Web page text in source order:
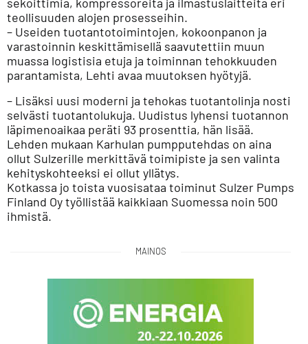
teollisuuden alojen prosesseihin.
– Useiden tuotantotoimintojen, kokoonpanon ja
varastoinnin keskittämisellä saavutettiin muun
muassa logistisia etuja ja toiminnan tehokkuuden
parantamista, Lehti avaa muutoksen hyötyjä.
– Lisäksi uusi moderni ja tehokas tuotantolinja nosti
selvästi tuotantolukuja. Uudistus lyhensi tuotannon
läpimenoaikaa peräti 93 prosenttia, hän lisää.
Lehden mukaan Karhulan pumpputehdas on aina
ollut Sulzerille merkittävä toimipiste ja sen valinta
kehityskohteeksi ei ollut yllätys.
Kotkassa jo toista vuosisataa toiminut Sulzer Pumps
Finland Oy työllistää kaikkiaan Suomessa noin 500
ihmistä.
MAINOS